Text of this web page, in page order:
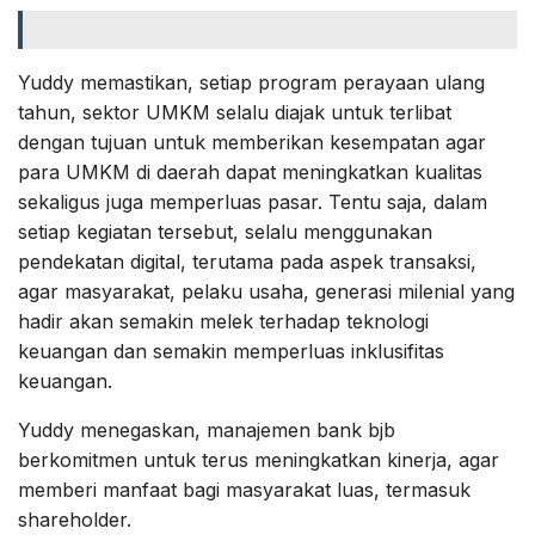
Yuddy memastikan, setiap program perayaan ulang
tahun, sektor UMKM selalu diajak untuk terlibat
dengan tujuan untuk memberikan kesempatan agar
para UMKM di daerah dapat meningkatkan kualitas
sekaligus juga memperluas pasar. Tentu saja, dalam
setiap kegiatan tersebut, selalu menggunakan
pendekatan digital, terutama pada aspek transaksi,
agar masyarakat, pelaku usaha, generasi milenial yang
hadir akan semakin melek terhadap teknologi
keuangan dan semakin memperluas inklusifitas
keuangan.
Yuddy menegaskan, manajemen bank bjb
berkomitmen untuk terus meningkatkan kinerja, agar
memberi manfaat bagi masyarakat luas, termasuk
shareholder.